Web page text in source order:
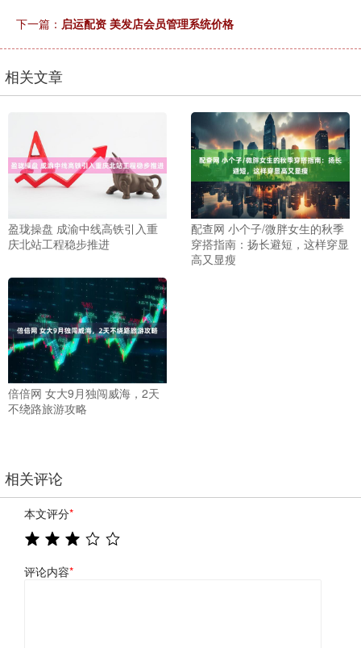
下一篇： 启运配资 美发店会员管理系统价格
相关文章
盈珑操盘 成渝中线高铁引入重
庆北站工程稳步推进
配查网 小个子/微胖女生的秋季
穿搭指南：扬长避短，这样穿显
高又显瘦
倍倍网 女大9月独闯威海，2天
不绕路旅游攻略
相关评论
本文评分*
评论内容*